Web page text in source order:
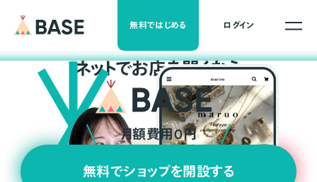
無料ではじめる ログイン
ネットでお店を開くなら
月額費用0円
無料でショップを開設する